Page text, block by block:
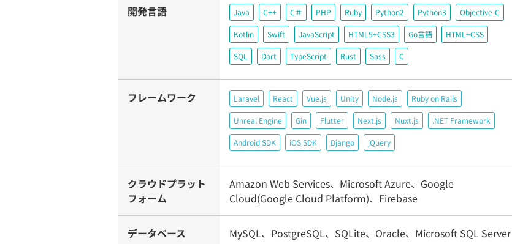
開発言語 Java C++ C＃ PHP Ruby Python2 Python3 Objective-C
Kotlin Swift JavaScript HTML5+CSS3 Go言語 HTML+CSS
SQL Dart TypeScript Rust Sass C
フレームワーク Laravel React Vue.js Unity Node.js Ruby on Rails
Unreal Engine Gin Flutter Next.js Nuxt.js .NET Framework
Android SDK iOS SDK Django jQuery
クラウドプラット
フォーム
Amazon Web Services、Microsoft Azure、Google
Cloud(Google Cloud Platform)、Firebase
データベース MySQL、PostgreSQL、SQLite、Oracle、Microsoft SQL Server